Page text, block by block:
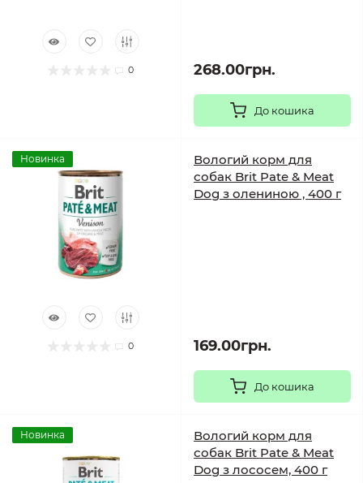
0 268.00грн.
До кошика
Новинка
0
Вологий корм для
собак Brit Pate & Meat
Dog з олениною , 400 г
169.00грн.
До кошика
Новинка
Вологий корм для
собак Brit Pate & Meat
Dog з лососем, 400 г